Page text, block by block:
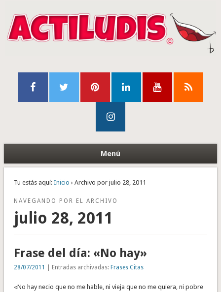
Menú
Tu estás aquí: Inicio › Archivo por julio 28, 2011
NAVEGANDO POR EL ARCHIVO
julio 28, 2011
Frase del día: «No hay»
28/07/2011 | Entradas archivadas: Frases Citas
«No hay necio que no me hable, ni vieja que no me quiera, ni pobre